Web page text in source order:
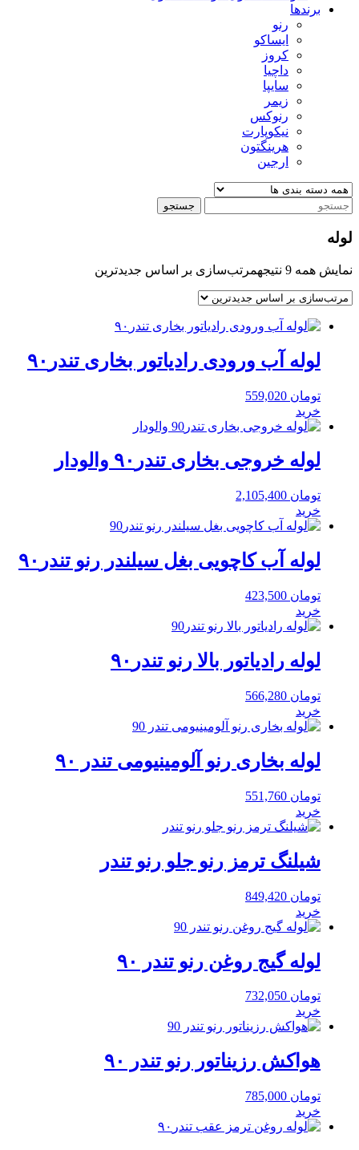
برندها
رنو
ایساکو
کروز
داچیا
سایپا
زیمر
رنوکس
نیکوپارت
هرینگتون
ارجین
جستجو
لوله
نمایش همه 9 نتیجه مرتب‌سازی بر اساس جدیدترین
لوله آب ورودی رادیاتور بخاری تندر۹۰
تومان
خرید
لوله خروجی بخاری تندر۹۰ والودار
تومان
خرید
لوله آب کاچویی بغل سیلندر رنو تندر۹۰
تومان
خرید
لوله رادیاتور بالا رنو تندر۹۰
تومان
خرید
لوله بخاری رنو آلومینیومی تندر ۹۰
تومان
خرید
شیلنگ ترمز رنو جلو رنو تندر
تومان
خرید
لوله گیج روغن رنو تندر ۹۰
تومان
خرید
هواکش رزیناتور رنو تندر ۹۰
تومان
خرید